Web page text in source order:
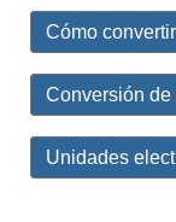
Cómo
Conversión de
Unidades